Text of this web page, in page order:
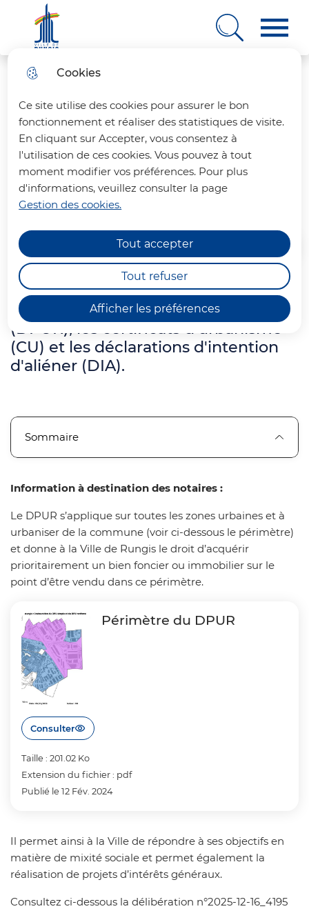
Cookies
Ce site utilise des cookies pour assurer le bon
fonctionnement et réaliser des statistiques de visite.
En cliquant sur Accepter, vous consentez à
l'utilisation de ces cookies. Vous pouvez à tout
moment modifier vos préférences. Pour plus
d'informations, veuillez consulter la page
Gestion des cookies.
Afficher les préférences
Tout accepter
Tout refuser
menu
recherche
principal
du site
Démarches à destination
des notaires
Consultez les informations sur le
droit de préemption urbain renforcé
(DPUR), les certificats d'urbanisme
(CU) et les déclarations d'intention
d'aliéner (DIA).
Sommaire
Information à destination des notaires :
Le DPUR s’applique sur toutes les zones urbaines et à
urbaniser de la commune (voir ci-dessous le périmètre)
et donne à la Ville de Rungis le droit d’acquérir
prioritairement un bien foncier ou immobilier sur le
point d’être vendu dans ce périmètre.
Périmètre du DPUR
Consulter
Taille : 201.02 Ko
Extension du fichier : pdf
Publié le 12 Fév. 2024
Il permet ainsi à la Ville de répondre à ses objectifs en
matière de mixité sociale et permet également la
réalisation de projets d’intérêts généraux.
Consultez ci-dessous la délibération n°2025-12-16_4195